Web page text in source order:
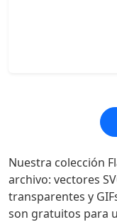
Nuestra colección
archivo: vectores
transparentes y
son gratuitos para